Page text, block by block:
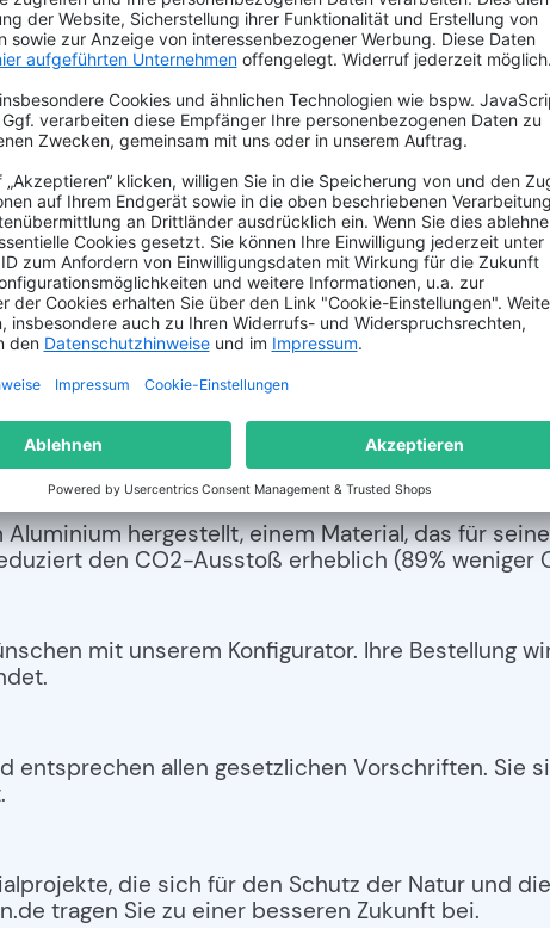
280x200"
CERTCO) aus recyceltem Aluminium für die
Ihrer individuellen Prägung und reflektierende
und hochwertige KFZ-LKW-
auch nachhaltig produziert, um unsere Umwelt
CO2langfristig wieder aufzunehmen.
Produktion
hergestellt, einem Material, das für
den CO2-Ausstoß erheblich (89% weniger
mit unserem Konfigurator. Ihre Bestellung
entsprechen allen gesetzlichen Vorschriften. Sie
die sich für den Schutz der Natur und
tragen Sie zu einer besseren Zukunft bei.